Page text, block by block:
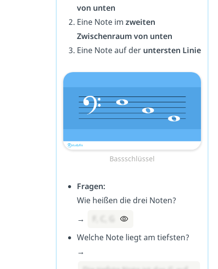
von unten
Eine Note im zweiten
Zwischenraum von unten
Eine Note auf der untersten Linie
Bassschlüssel
Fragen:
Wie heißen die drei Noten?
→
Welche Note liegt am tiefsten?
→